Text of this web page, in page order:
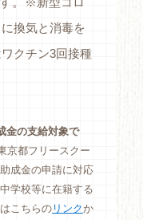
換気と消毒を
クチン3回接種
金の支給対象で
京都フリースクー
成金の申請に対応
学校等に在籍する
こちらのリンクか